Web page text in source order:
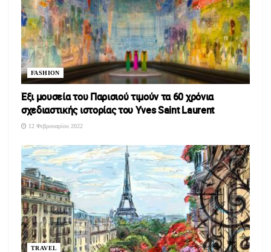
FASHION
Έξι μουσεία του Παρισιού τιμούν τα 60 χρόνια
σχεδιαστικής ιστορίας του Yves Saint Laurent
12 Φεβρουαρίου 2022
TRAVEL